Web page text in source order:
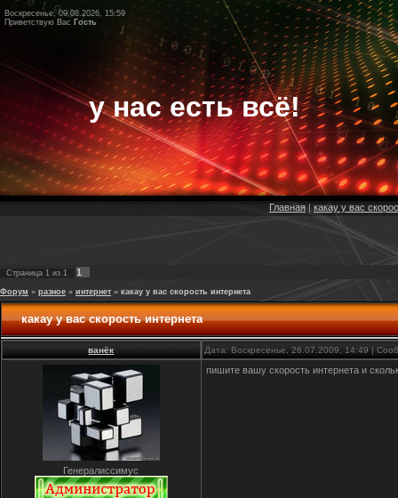
Воскресенье, 09.08.2026, 15:59
Приветствую Вас Гость
у нас есть всё!
Главная | какау у вас
Страница 1 из 1 1
Форум » разное » интернет » какау у вас скорость интернета
какау у вас скорость интернета
ванёк Дата: Воскресенье, 26.07.2009, 14:49 |
Генералиссимус
пишите вашу скорость интернета и